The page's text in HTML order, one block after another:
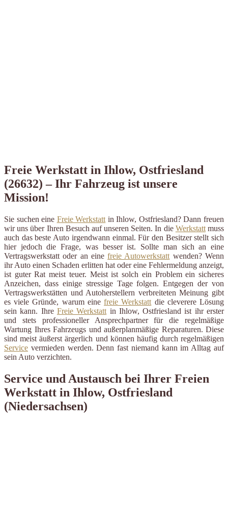
Freie Werkstatt in Ihlow, Ostfriesland
(26632) – Ihr Fahrzeug ist unsere
Mission!
Sie suchen eine Freie Werkstatt in Ihlow, Ostfriesland? Dann freuen
wir uns über Ihren Besuch auf unseren Seiten. In die Werkstattmuss
auch das beste Auto irgendwann einmal. Für den Besitzer stellt sich
hier jedoch die Frage, was besser ist. Sollte man sich an eine
Vertragswerkstatt oder an einefreie Autowerkstatt wenden? Wenn
ihr Auto einen Schaden erlitten hat oder eine Fehlermeldung anzeigt,
ist guter Rat meist teuer. Meist ist solch ein Problem ein sicheres
Anzeichen, dass einige stressige Tage folgen. Entgegen der von
Vertragswerkstätten und Autoherstellern verbreiteten Meinung gibt
es viele Gründe, warum einefreie Werkstatt die cleverere Lösung
sein kann. Ihre Freie Werkstatt in Ihlow, Ostfriesland ist ihr erster
und stets professioneller Ansprechpartner für die regelmäßige
Wartung Ihres Fahrzeugs und außerplanmäßige Reparaturen. Diese
sind meist äußerst ärgerlich und können häufig durch regelmäßigen
Service vermieden werden. Denn fast niemand kann im Alltag auf
sein Auto verzichten.
Service und Austausch bei Ihrer Freien
Werkstatt in Ihlow, Ostfriesland
(Niedersachsen)